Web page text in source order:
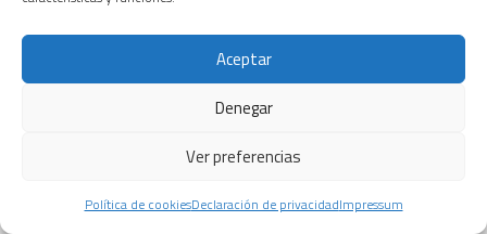
Aceptar
Denegar
Ver preferencias
Política de cookiesDeclaración de privacidadImpressum